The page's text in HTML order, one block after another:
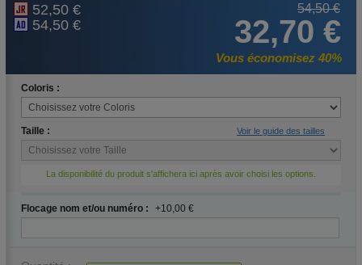
52,50 €
54,50 €
54,50 €
32,70 €
Vous économisez 40%
Coloris :
Taille : Voir le guide des tailles
La disponibilité du produit s'affichera ici après avoir choisi les options.
Flocage nom et/ou numéro : +10,00 €